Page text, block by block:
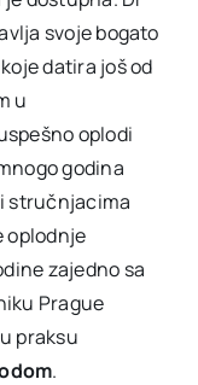
svoje bogato
datira još od
u
oplodi
godina
stručnjacima
oplodnje
zajedno sa
Prague
praksu
.